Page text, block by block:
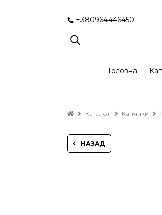
+380964446450
Головна
Каталог Капчики
НАЗАД